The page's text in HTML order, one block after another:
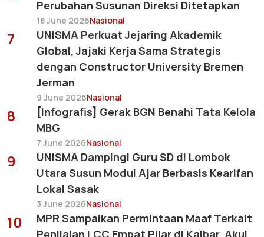
Perubahan Susunan Direksi Ditetapkan
18 June 2026Nasional
7
UNISMA Perkuat Jejaring Akademik
Global, Jajaki Kerja Sama Strategis
dengan Constructor University Bremen
Jerman
9 June 2026Nasional
8
[Infografis] Gerak BGN Benahi Tata Kelola
MBG
7 June 2026Nasional
9
UNISMA Dampingi Guru SD di Lombok
Utara Susun Modul Ajar Berbasis Kearifan
Lokal Sasak
3 June 2026Nasional
10
MPR Sampaikan Permintaan Maaf Terkait
Penilaian LCC Empat Pilar di Kalbar, Akui